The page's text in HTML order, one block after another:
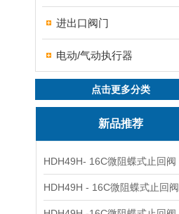
进出口阀门
电动/气动执行器
点击更多分类
新品推荐
HDH49H- 16C微阻蝶式止回阀
HDH49H - 16C微阻蝶式止回阀